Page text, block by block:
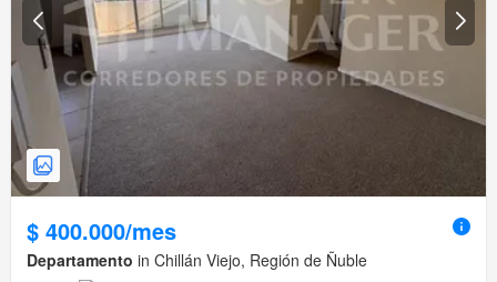
$ 400.000/mes
Departamento in Chillán Viejo, Región de Ñuble